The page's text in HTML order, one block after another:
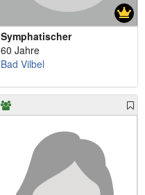
Symphatischer
60 Jahre
Bad Vilbel